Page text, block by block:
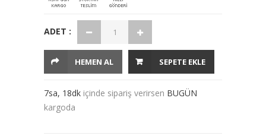
ADET :
HEMEN AL SEPETE EKLE
7sa, 18dk içinde sipariş verirsen BUGÜN
kargoda